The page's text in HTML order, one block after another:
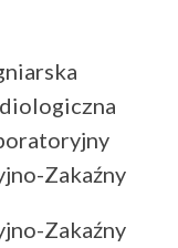
Zakaźny
Zakaźny